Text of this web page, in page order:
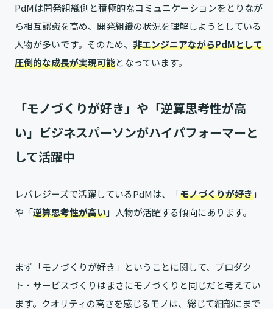
PdMは開発組織側と積極的なコミュニケーションをとりなが
ら相互認識を高め、開発組織の状況を理解しようとしている
人物が多いです。そのため、 非エンジニアながらPdMとして
圧倒的な成長が実現可能となっています。
「モノづくりが好き」や「逆算思考性が高
い」ビジネスパーソンがハイパフォーマーと
して活躍中
レバレジーズで活躍しているPdMは、「モノづくりが好き」
や「逆算思考性が高い」人物が活躍する傾向にあります。
まず「モノづくりが好き」ということに関して、プロダク
ト・サービスづくりはまさにモノづくりと同じだと考えてい
ます。クオリティの高さを感じるモノは、総じて細部にまで